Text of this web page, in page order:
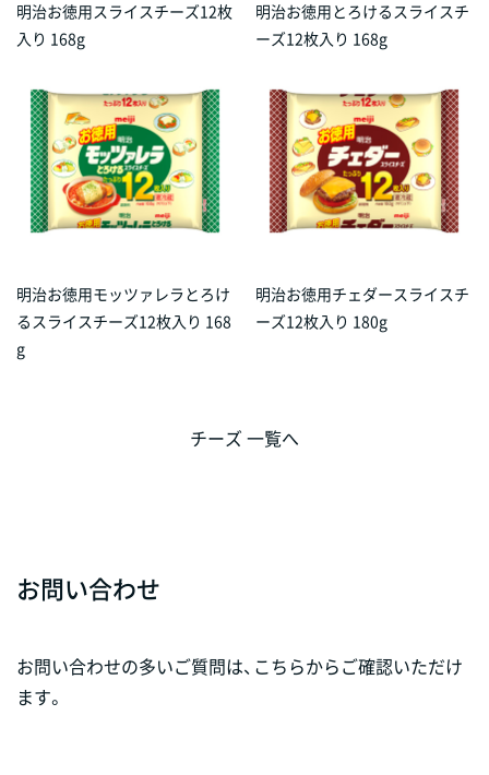
明治お徳用スライスチーズ12枚
入り 168g
明治お徳用とろけるスライスチ
ーズ12枚入り 168g
明治お徳用モッツァレラとろけ
るスライスチーズ12枚入り 168
g
明治お徳用チェダースライスチ
ーズ12枚入り 180g
チーズ 一覧へ
お問い合わせ
お問い合わせの多いご質問は、こちらからご確認いただけ
ます。